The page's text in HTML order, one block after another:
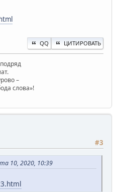
QQ ЦИТИРОВАТЬ
–
слова»!
#3
10, 2020, 10:39